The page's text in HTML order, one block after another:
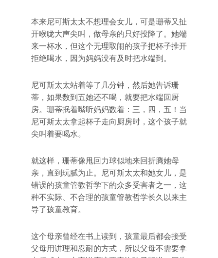
本来尼可斯太太不想理会女儿，可是珊蒂又扯
开喉咙大声尖叫，做母亲的只好投降了。她端
来一杯水，但这个无理取闹的孩子把杯子推开
拒绝喝水，因为妈妈没有及时把水端到。
尼可斯太太站着等了几分钟，然后她告诉珊
蒂，如果数到五她还不喝，就要把水端回厨
房。珊蒂抿着嘴听妈妈数着：三，四，五！当
尼可斯太太拿起杯子走向厨房时，这个孩子就
尖叫着要喝水。
就这样，珊蒂像甩回力球似地来回折腾她母
亲，直到玩腻为止。尼可斯太太和她女儿，是
错误的孩童管教哲学下的众多受害者之一，这
种不实际、不合理的孩童管教哲学长久以来主
导了孩童教育。
这个母亲曾经在书上读到，孩童最后都会接受
父母用讲理和忍耐的方式，所以父母不需要拿